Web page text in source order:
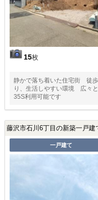
15枚
静かで落ち着いた住宅街 徒
り、生活しやすい環境 広々
35S利用可能です
藤沢市石川6丁目の新築一戸建
一戸建て